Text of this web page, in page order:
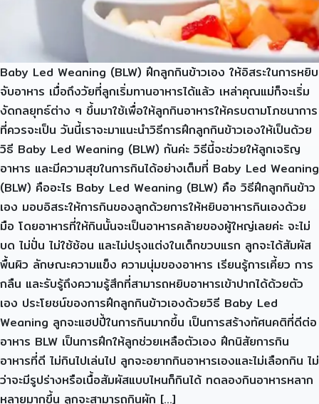
Baby Led Weaning (BLW) ฝึกลูกกินข้าวเอง ให้อิสระในการหยิบ
จับอาหาร เมื่อถึงวัยที่ลูกเริ่มทานอาหารได้แล้ว เหล่าคุณแม่ก็จะเริ่ม
งัดกลยุทธ์ต่าง ๆ ขึ้นมาใช้เพื่อให้ลูกกินอาหารให้ครบตามโภชนาการ
ที่ควรจะเป็น วันนี้เราจะมาแนะนำวิธีการฝึกลูกกินข้าวเองให้เป็นด้วย
วิธี Baby Led Weaning (BLW) กันค่ะ วิธีนี้จะช่วยให้ลูกเจริญ
อาหาร และมีความสุขในการกินได้อย่างเต็มที่ Baby Led Weaning
(BLW) คืออะไร Baby Led Weaning (BLW) คือ วิธีฝึกลูกกินข้าว
เอง มอบอิสระให้การกินของลูกด้วยการให้หยิบอาหารกินเองด้วย
มือ โดยอาหารที่ให้กินนั้นจะเป็นอาหารคล้ายของผู้ใหญ่เลยค่ะ จะไม่
บด ไม่ปั่น ไม่ใช้ช้อน และไม่ปรุงแต่งในเด็กขวบแรก ลูกจะได้สัมผัส
พื้นผิว ลักษณะความแข็ง ความนุ่มของอาหาร เรียนรู้การเคี้ยว การ
กลืน และรับรู้ถึงความรู้สึกที่สามารถหยิบอาหารเข้าปากได้ด้วยตัว
เอง ประโยชน์ของการฝึกลูกกินข้าวเองด้วยวิธี Baby Led
Weaning ลูกจะแฮปปี้ในการกินมากขึ้น เป็นการสร้างทัศนคติที่ดีต่อ
อาหาร BLW เป็นการฝึกให้ลูกช่วยเหลือตัวเอง ฝึกนิสัยการกิน
อาหารที่ดี ไม่กินไปเล่นไป ลูกจะอยากกินอาหารเองและไม่เลือกกิน ไม่
ว่าจะมีรูปร่างหรือเนื้อสัมผัสแบบไหนก็กินได้ ทดลองกินอาหารหลาก
หลายมากขึ้น ลูกจะสามารถกินผัก […]